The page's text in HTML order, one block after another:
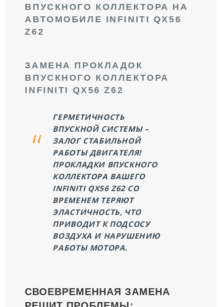
ВПУСКНОГО КОЛЛЕКТОРА НА
АВТОМОБИЛЕ INFINITI QX56
Z62
ЗАМЕНА ПРОКЛАДОК
ВПУСКНОГО КОЛЛЕКТОРА
INFINITI QX56 Z62
ГЕРМЕТИЧНОСТЬ
ВПУСКНОЙ СИСТЕМЫ –
ЗАЛОГ СТАБИЛЬНОЙ
РАБОТЫ ДВИГАТЕЛЯ!
ПРОКЛАДКИ ВПУСКНОГО
КОЛЛЕКТОРА ВАШЕГО
INFINITI QX56 Z62 СО
ВРЕМЕНЕМ ТЕРЯЮТ
ЭЛАСТИЧНОСТЬ, ЧТО
ПРИВОДИТ К ПОДСОСУ
ВОЗДУХА И НАРУШЕНИЮ
РАБОТЫ МОТОРА.
СВОЕВРЕМЕННАЯ ЗАМЕНА